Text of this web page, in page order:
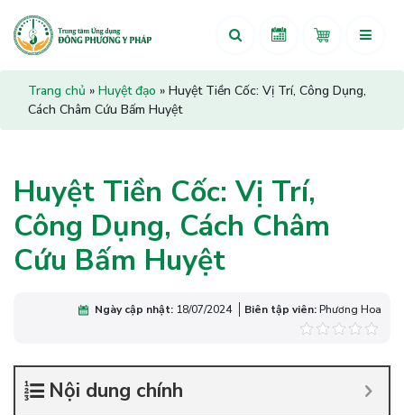
Trang chủ » Huyệt đạo » Huyệt Tiền Cốc: Vị Trí, Công Dụng,
Cách Châm Cứu Bấm Huyệt
Huyệt Tiền Cốc: Vị Trí,
Công Dụng, Cách Châm
Cứu Bấm Huyệt
Ngày cập nhật: 18/07/2024 Biên tập viên:Phương Hoa
Nội dung chính